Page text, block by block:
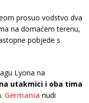
prosuo vodstvo dva
na domaćem terenu,
pobjede s
Lyona na
utakmici i oba tima
Germania nudi